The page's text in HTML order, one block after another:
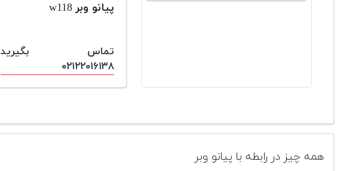
پیانو وبر w118
تماس بگیرید
۰۲۱۲۲۰۱۶۱۳۸
همه چیز در رابطه با پیانو وبر